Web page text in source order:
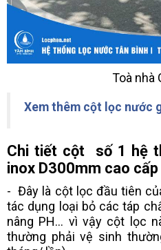
Toà nhà
Xem thêm cột lọc nước
Chi tiết cột số 1 hệ
inox D300mm cao cấp
- Đây là cột lọc đầu tiên
tác dụng loại bỏ các táp
nâng PH... vì vậy cột lọc
thường phải vệ sinh